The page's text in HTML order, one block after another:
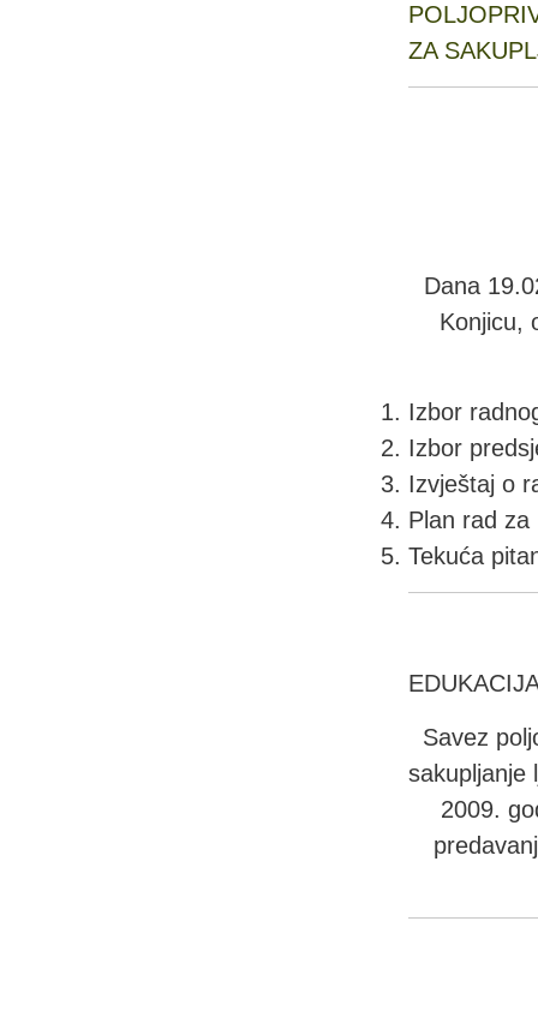
ZA
Dana
Konjicu,
Izbor
Izbor
Izvještaj o
Plan rad za
Tekuća
Savez
sakupljanje
2009.